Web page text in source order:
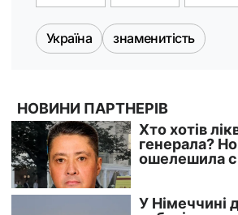
Україна знаменитість